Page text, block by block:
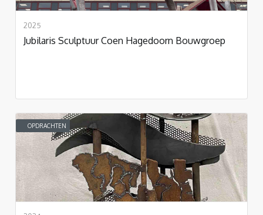
2025
Jubilaris Sculptuur Coen Hagedoorn Bouwgroep
OPDRACHTEN